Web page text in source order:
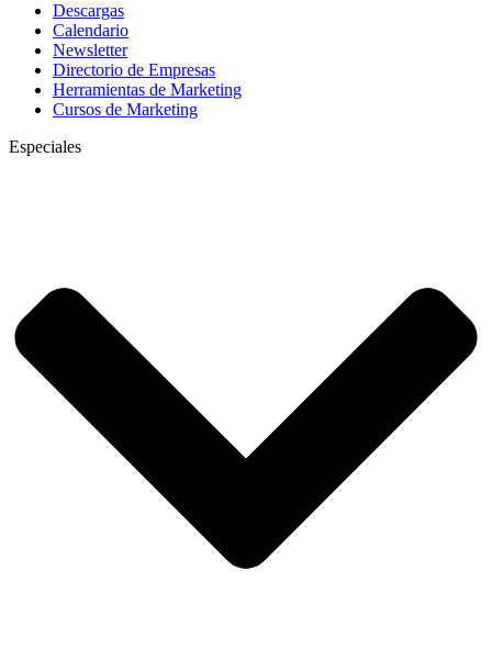
Descargas
Calendario
Newsletter
Directorio de Empresas
Herramientas de Marketing
Cursos de Marketing
Especiales